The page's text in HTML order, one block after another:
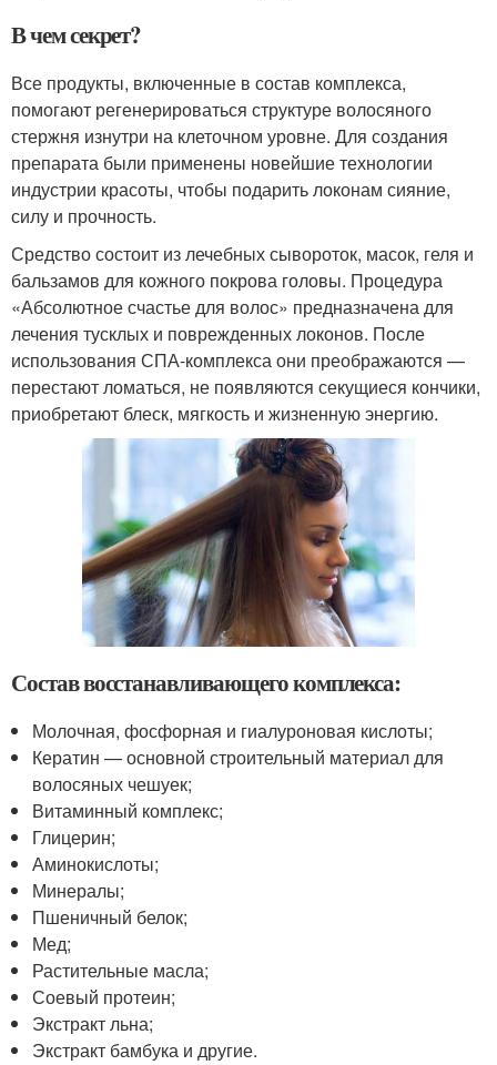
В чем секрет?
Все продукты, включенные в состав комплекса,
помогают регенерироваться структуре волосяного
стержня изнутри на клеточном уровне. Для создания
препарата были применены новейшие технологии
индустрии красоты, чтобы подарить локонам сияние,
силу и прочность.
Средство состоит из лечебных сывороток, масок, геля и
бальзамов для кожного покрова головы. Процедура
«Абсолютное счастье для волос» предназначена для
лечения тусклых и поврежденных локонов. После
использования СПА-комплекса они преображаются —
перестают ломаться, не появляются секущиеся кончики,
приобретают блеск, мягкость и жизненную энергию.
Состав восстанавливающего комплекса:
Молочная, фосфорная и гиалуроновая кислоты;
Кератин — основной строительный материал для
волосяных чешуек;
Витаминный комплекс;
Глицерин;
Аминокислоты;
Минералы;
Пшеничный белок;
Мед;
Растительные масла;
Соевый протеин;
Экстракт льна;
Экстракт бамбука и другие.